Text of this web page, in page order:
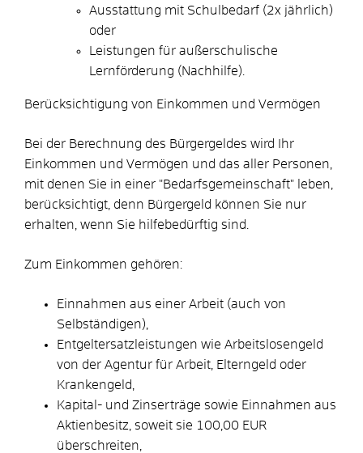
Ausstattung mit Schulbedarf (2x jährlich)
oder
Leistungen für außerschulische
Lernförderung (Nachhilfe).
Berücksichtigung von Einkommen und Vermögen
Bei der Berechnung des Bürgergeldes wird Ihr
Einkommen und Vermögen und das aller Personen,
mit denen Sie in einer "Bedarfsgemeinschaft" leben,
berücksichtigt, denn Bürgergeld können Sie nur
erhalten, wenn Sie hilfebedürftig sind.
Zum Einkommen gehören:
Einnahmen aus einer Arbeit (auch von
Selbständigen),
Entgeltersatzleistungen wie Arbeitslosengeld
von der Agentur für Arbeit, Elterngeld oder
Krankengeld,
Kapital- und Zinserträge sowie Einnahmen aus
Aktienbesitz, soweit sie 100,00 EUR
überschreiten,